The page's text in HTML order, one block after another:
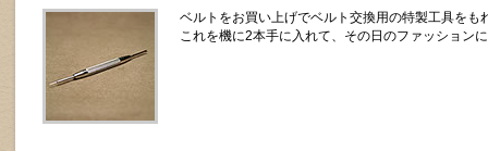
ベルトをお買い上げでベルト交換用の特製工具をも
これを機に2本手に入れて、その日のファッション